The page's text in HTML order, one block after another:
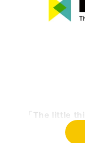
「The little
ちょっとの幸せ